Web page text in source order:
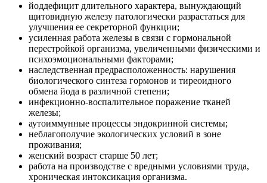
йоддефицит длительного характера, вынуждающий
щитовидную железу патологически разрастаться для
улучшения ее секреторной функции;
усиленная работа железы в связи с гормональной
перестройкой организма, увеличенными физическими и
психоэмоциональными факторами;
наследственная предрасположенность: нарушения
биологического синтеза гормонов и тиреоидного
обмена йода в различной степени;
инфекционно-воспалительное поражение тканей
железы;
аутоиммунные процессы эндокринной системы;
неблагополучие экологических условий в зоне
проживания;
женский возраст старше 50 лет;
работа на производстве с вредными условиями труда,
хроническая интоксикация организма.